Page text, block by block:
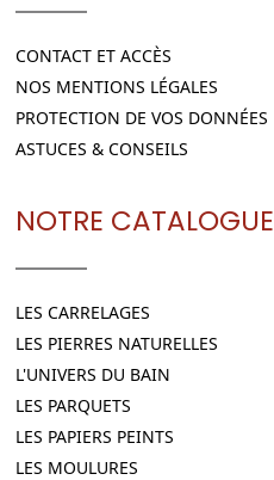
CONTACT ET ACCÈS
NOS MENTIONS LÉGALES
PROTECTION DE VOS DONNÉES
ASTUCES & CONSEILS
NOTRE CATALOGUE
LES CARRELAGES
LES PIERRES NATURELLES
L'UNIVERS DU BAIN
LES PARQUETS
LES PAPIERS PEINTS
LES MOULURES